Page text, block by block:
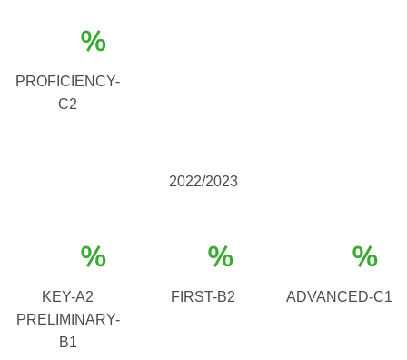
%
PROFICIENCY-
C2
2022/2023
%
KEY-A2
PRELIMINARY-
B1
%
FIRST-B2
%
ADVANCED-C1